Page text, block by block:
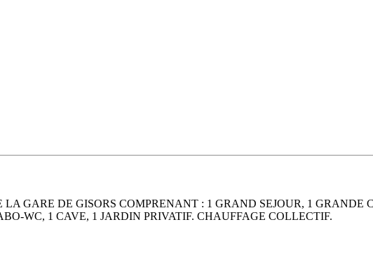
GARE DE GISORS COMPRENANT : 1 GRAND SEJOUR, 1 GRANDE
WC, 1 CAVE, 1 JARDIN PRIVATIF. CHAUFFAGE COLLECTIF.